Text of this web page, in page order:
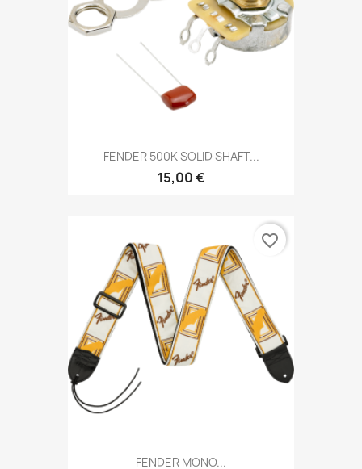
FENDER 500K SOLID SHAFT...
15,00 €
FENDER MONO...
favorite_border